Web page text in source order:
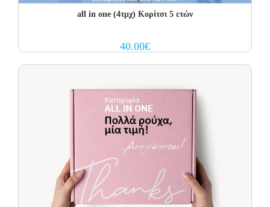
all in one (4τμχ) Κορίτσι 5 ετών
40.00€